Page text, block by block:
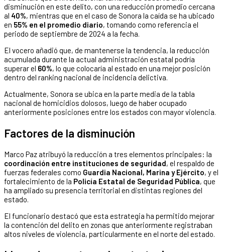
disminución en este delito, con una reducción promedio cercana
al 40%, mientras que en el caso de Sonora la caída se ha ubicado
en 55% en el promedio diario, tomando como referencia el
periodo de septiembre de 2024 a la fecha.
El vocero añadió que, de mantenerse la tendencia, la reducción
acumulada durante la actual administración estatal podría
superar el 60%, lo que colocaría al estado en una mejor posición
dentro del ranking nacional de incidencia delictiva.
Actualmente, Sonora se ubica en la parte media de la tabla
nacional de homicidios dolosos, luego de haber ocupado
anteriormente posiciones entre los estados con mayor violencia.
Factores de la disminución
Marco Paz atribuyó la reducción a tres elementos principales: la
coordinación entre instituciones de seguridad, el respaldo de
fuerzas federales como Guardia Nacional, Marina y Ejército, y el
fortalecimiento de la Policía Estatal de Seguridad Pública, que
ha ampliado su presencia territorial en distintas regiones del
estado.
El funcionario destacó que esta estrategia ha permitido mejorar
la contención del delito en zonas que anteriormente registraban
altos niveles de violencia, particularmente en el norte del estado.